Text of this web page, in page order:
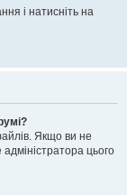
і натисніть на
Якщо ви не
цього